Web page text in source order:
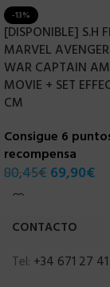
-13%
[DISPONIBLE] S.H
MARVEL
WAR CAPTAIN
MOVIE + SET
CM
Consigue 6
recompensa
80,45€ 69,90€
CONTACTO
Tel: +34 671 27